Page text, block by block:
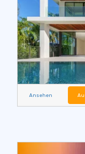
Ansehen